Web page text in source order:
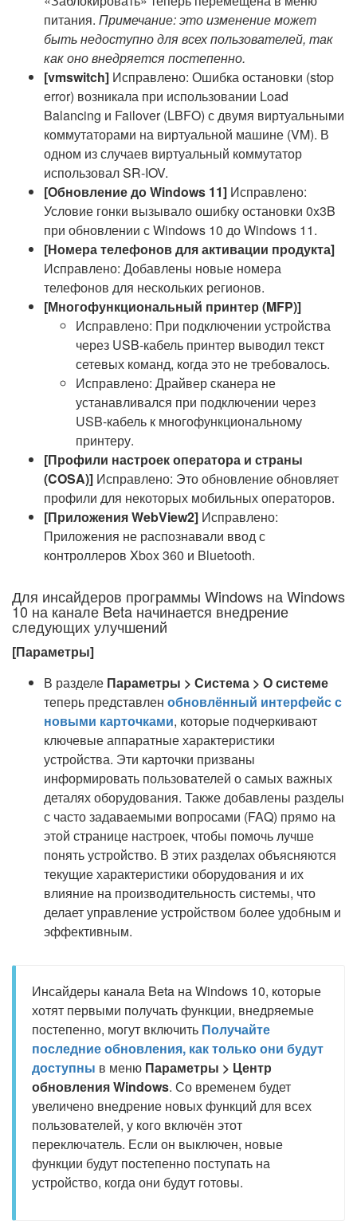
питания. Примечание: это изменение может
быть недоступно для всех пользователей, так
как оно внедряется постепенно.
[vmswitch] Исправлено: Ошибка остановки (stop
error) возникала при использовании Load
Balancing и Failover (LBFO) с двумя виртуальными
коммутаторами на виртуальной машине (VM). В
одном из случаев виртуальный коммутатор
использовал SR-IOV.
[Обновление до Windows 11] Исправлено:
Условие гонки вызывало ошибку остановки 0x3B
при обновлении с Windows 10 до Windows 11.
[Номера телефонов для активации продукта]
Исправлено: Добавлены новые номера
телефонов для нескольких регионов.
[Многофункциональный принтер (MFP)]
Исправлено: При подключении устройства
через USB-кабель принтер выводил текст
сетевых команд, когда это не требовалось.
Исправлено: Драйвер сканера не
устанавливался при подключении через
USB-кабель к многофункциональному
принтеру.
[Профили настроек оператора и страны
(COSA)] Исправлено: Это обновление обновляет
профили для некоторых мобильных операторов.
[Приложения WebView2] Исправлено:
Приложения не распознавали ввод с
контроллеров Xbox 360 и Bluetooth.
Для инсайдеров программы Windows на Windows
10 на канале Beta начинается внедрение
следующих улучшений
[Параметры]
В разделе Параметры > Система > О системе
теперь представлен обновлённый интерфейс с
новыми карточками, которые подчеркивают
ключевые аппаратные характеристики
устройства. Эти карточки призваны
информировать пользователей о самых важных
деталях оборудования. Также добавлены разделы
с часто задаваемыми вопросами (FAQ) прямо на
этой странице настроек, чтобы помочь лучше
понять устройство. В этих разделах объясняются
текущие характеристики оборудования и их
влияние на производительность системы, что
делает управление устройством более удобным и
эффективным.
Инсайдеры канала Beta на Windows 10, которые
хотят первыми получать функции, внедряемые
постепенно, могут включить Получайте
последние обновления, как только они будут
доступны в меню Параметры > Центр
обновления Windows. Со временем будет
увеличено внедрение новых функций для всех
пользователей, у кого включён этот
переключатель. Если он выключен, новые
функции будут постепенно поступать на
устройство, когда они будут готовы.